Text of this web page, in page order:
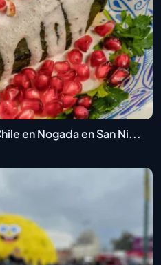
en Nogada en San Ni...